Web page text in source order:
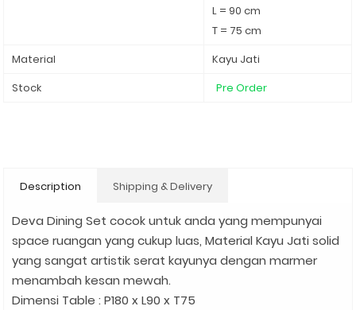
L = 90 cm
T = 75 cm
Material
Kayu Jati
Stock
Pre Order
Description Shipping & Delivery
Deva Dining Set cocok untuk anda yang mempunyai
space ruangan yang cukup luas, Material Kayu Jati solid
yang sangat artistik serat kayunya dengan marmer
menambah kesan mewah.
Dimensi Table : P180 x L90 x T75